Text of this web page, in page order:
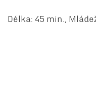
Délka: 45 min.,